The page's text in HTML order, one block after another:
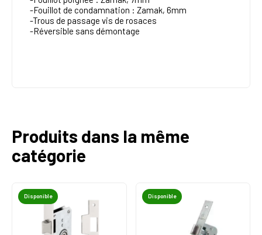
-Fouillot de condamnation : Zamak, 6mm
-Trous de passage vis de rosaces
-Réversible sans démontage
Produits dans la même
catégorie
Disponible Disponible